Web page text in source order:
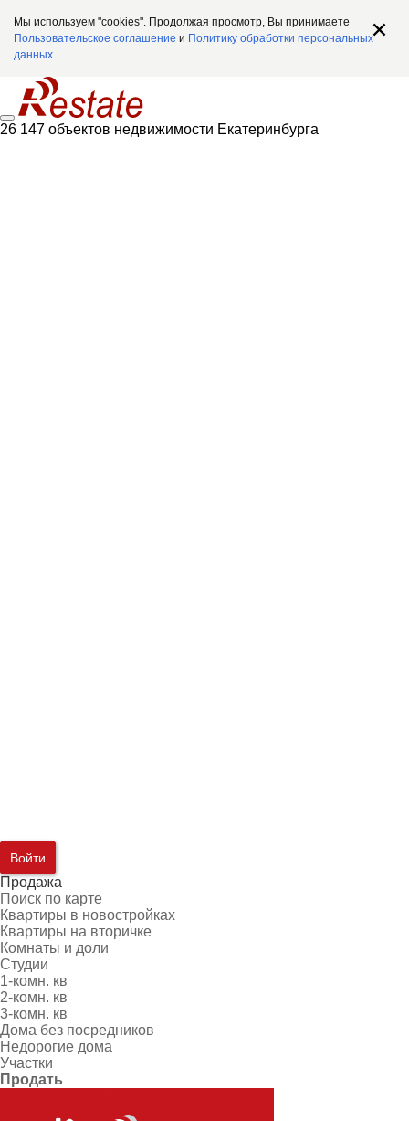
Мы используем "cookies". Продолжая просмотр, Вы принимаете
Пользовательское соглашение и Политику обработки персональных
данных.
26 147 объектов недвижимости Екатеринбурга
Войти
Продажа
Поиск по карте
Квартиры в новостройках
Квартиры на вторичке
Комнаты и доли
Студии
1-комн. кв
2-комн. кв
3-комн. кв
Дома без посредников
Недорогие дома
Участки
Продать